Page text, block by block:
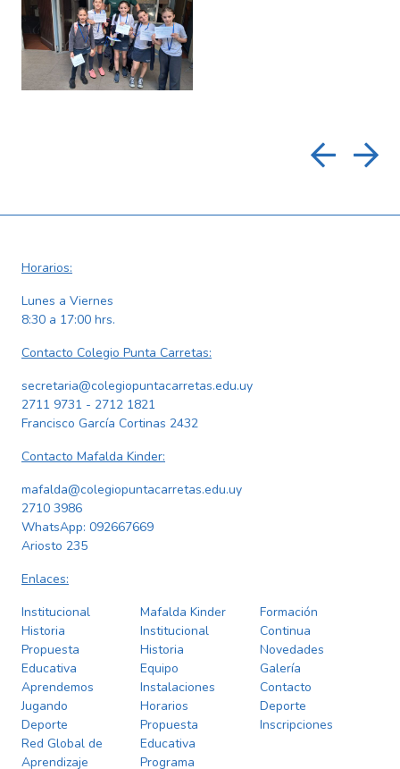
Horarios:
Lunes a Viernes
8:30 a 17:00 hrs.
Contacto Colegio Punta Carretas:
secretaria@colegiopuntacarretas.edu.uy
2711 9731 - 2712 1821
Francisco García Cortinas 2432
Contacto Mafalda Kinder:
mafalda@colegiopuntacarretas.edu.uy
2710 3986
WhatsApp: 092667669
Ariosto 235
Enlaces:
Institucional
Historia
Propuesta
Educativa
Aprendemos
Jugando
Deporte
Red Global de
Aprendizaje
Mafalda Kinder
Institucional
Historia
Equipo
Instalaciones
Horarios
Propuesta
Educativa
Programa
Formación
Continua
Novedades
Galería
Contacto
Deporte
Inscripciones